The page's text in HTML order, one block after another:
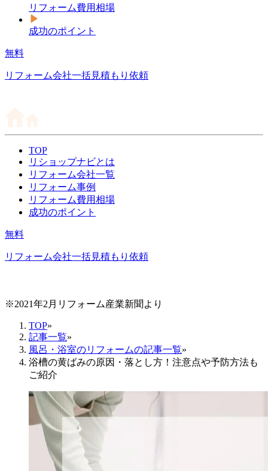
リフォーム費用相場
成功のポイント
無料
リフォーム会社一括見積もり依頼
TOP
リショップナビとは
リフォーム会社一覧
リフォーム事例
リフォーム費用相場
成功のポイント
無料
リフォーム会社一括見積もり依頼
※2021年2月リフォーム産業新聞より
TOP»
記事一覧»
風呂・浴室のリフォームの記事一覧»
浴槽の黄ばみの原因・落とし方！注意点や予防方法も
ご紹介